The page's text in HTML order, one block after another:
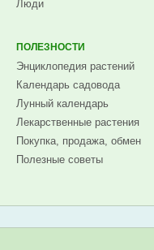
Люди
ПОЛЕЗНОСТИ
Энциклопедия растений
Календарь садовода
Лунный календарь
Лекарственные растения
Покупка, продажа, обмен
Полезные советы